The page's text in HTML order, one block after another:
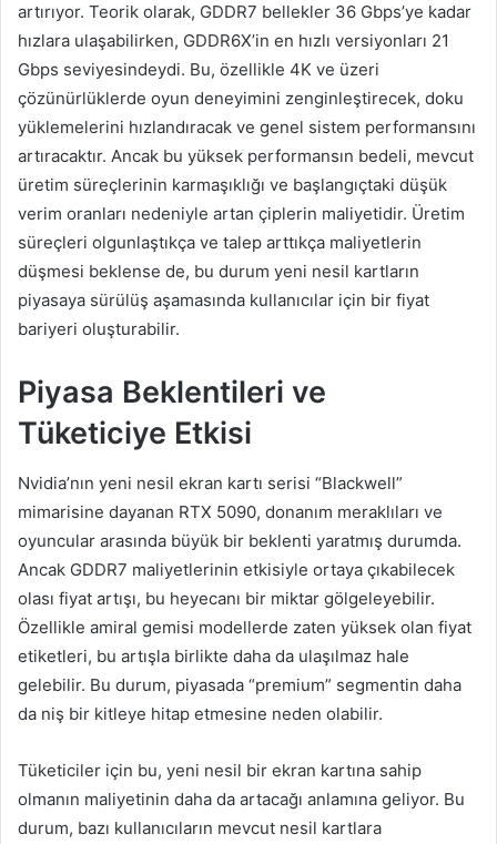
artırıyor. Teorik olarak, GDDR7 bellekler 36 Gbps’ye kadar
hızlara ulaşabilirken, GDDR6X’in en hızlı versiyonları 21
Gbps seviyesindeydi. Bu, özellikle 4K ve üzeri
çözünürlüklerde oyun deneyimini zenginleştirecek, doku
yüklemelerini hızlandıracak ve genel sistem performansını
artıracaktır. Ancak bu yüksek performansın bedeli, mevcut
üretim süreçlerinin karmaşıklığı ve başlangıçtaki düşük
verim oranları nedeniyle artan çiplerin maliyetidir. Üretim
süreçleri olgunlaştıkça ve talep arttıkça maliyetlerin
düşmesi beklense de, bu durum yeni nesil kartların
piyasaya sürülüş aşamasında kullanıcılar için bir fiyat
bariyeri oluşturabilir.
Piyasa Beklentileri ve
Tüketiciye Etkisi
Nvidia’nın yeni nesil ekran kartı serisi “Blackwell”
mimarisine dayanan RTX 5090, donanım meraklıları ve
oyuncular arasında büyük bir beklenti yaratmış durumda.
Ancak GDDR7 maliyetlerinin etkisiyle ortaya çıkabilecek
olası fiyat artışı, bu heyecanı bir miktar gölgeleyebilir.
Özellikle amiral gemisi modellerde zaten yüksek olan fiyat
etiketleri, bu artışla birlikte daha da ulaşılmaz hale
gelebilir. Bu durum, piyasada “premium” segmentin daha
da niş bir kitleye hitap etmesine neden olabilir.
Tüketiciler için bu, yeni nesil bir ekran kartına sahip
olmanın maliyetinin daha da artacağı anlamına geliyor. Bu
durum, bazı kullanıcıların mevcut nesil kartlara